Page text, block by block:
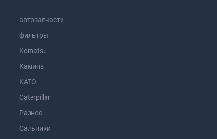
автозапчасти
фильтры
Komatsu
Каминз
KATO
Caterpillar
Разное
Сальники